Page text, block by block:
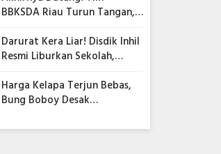
Sama Pengelolaan Limbah
BBKSDA Riau Turun Tangan,
Siap Diakhiri
Darurat Kera Liar! Disdik Inhil
Resmi Liburkan Sekolah,
Harga Kelapa Terjun Bebas,
Bung Boboy Desak
Selamatkan Petani!